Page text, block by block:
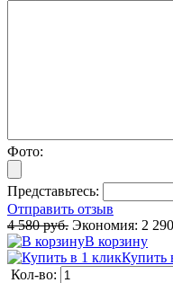
Фото:
Представьтесь:
Отправить отзыв
4 580 руб. Экономия: 2
В корзину
Купить
Кол-во: